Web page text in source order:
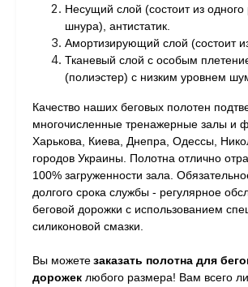
Несущий слой (состоит из одного
шнура), антистатик.
Амортизирующий слой (состоит
Тканевый слой с особым
(полиэстер) с низким уровнем
Качество наших беговых полотен
многочисленные тренажерные залы и
Харькова, Киева, Днепра, Одессы,
городов Украины. Полотна отлично
100% загруженности зала.
долгого срока службы - регулярное
беговой дорожки с использованием
силиконовой смазки.
Вы можетезаказать полотна для
дорожек любого размера! Вам всего